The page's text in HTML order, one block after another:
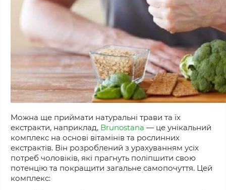
Можна ще приймати натуральні трави та їх
екстракти, наприклад, Brunostana — це унікальний
комплекс на основі вітамінів та рослинних
екстрактів. Він розроблений з урахуванням усіх
потреб чоловіків, які прагнуть поліпшити свою
потенцію та покращити загальне самопочуття. Цей
комплекс: